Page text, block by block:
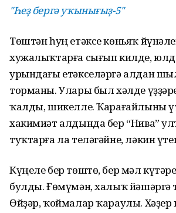
"Һеҙ бергә уҡынығыҙ-5"
Төштән һуң етәксе көньяҡ
хужалыҡтарға сығып килде,
урындағы етәкселәргә алдан
торманы. Улары был хәлде
ҡалды, шикелле. Ҡарағайлыны
хакимиәт алдында бер “Нива”
туҡтарға ла теләгәйне, ләкин
Күңеле бер төштө, бер мәл
булды. Ғөмүмән, халыҡ
Өйҙәр, ҡоймалар ҡараулы. Хәҙер